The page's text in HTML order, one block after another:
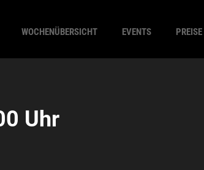
WOCHENÜBERSICHT EVENTS PREISE
Uhr